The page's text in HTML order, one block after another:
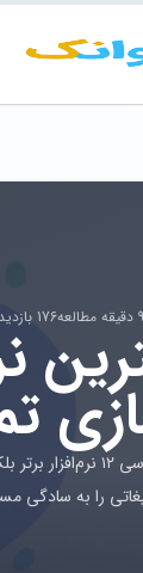
9 دقیقه مطالعه 176 بازدید
در این مقاله جامع
را به سادگی